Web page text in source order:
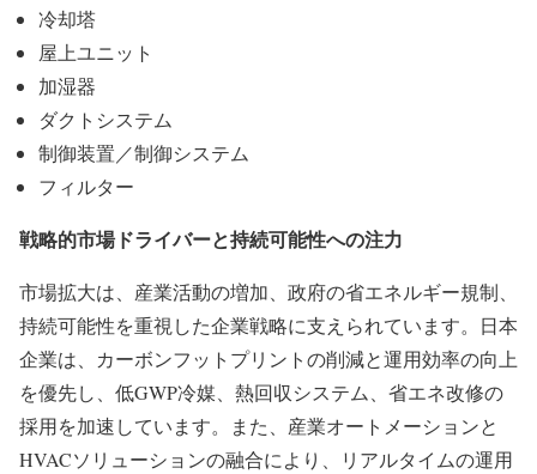
冷却塔
屋上ユニット
加湿器
ダクトシステム
制御装置／制御システム
フィルター
戦略的市場ドライバーと持続可能性への注力
市場拡大は、産業活動の増加、政府の省エネルギー規制、
持続可能性を重視した企業戦略に支えられています。日本
企業は、カーボンフットプリントの削減と運用効率の向上
を優先し、低GWP冷媒、熱回収システム、省エネ改修の
採用を加速しています。また、産業オートメーションと
HVACソリューションの融合により、リアルタイムの運用